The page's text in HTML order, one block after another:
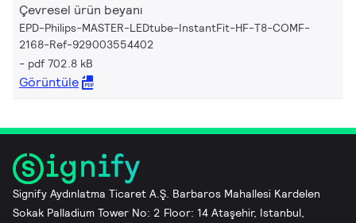
Çevresel ürün beyanı
EPD-Philips-MASTER-LEDtube-InstantFit-HF-T8-COMF-
2168-Ref-929003554402
pdf 702.8 kB
Görüntüle
Signify Aydınlatma Ticaret A.Ş. Barbaros Mahallesi Kardelen
Sokak Palladium Tower No: 2 Floor: 14 Ataşehir, Istanbul,